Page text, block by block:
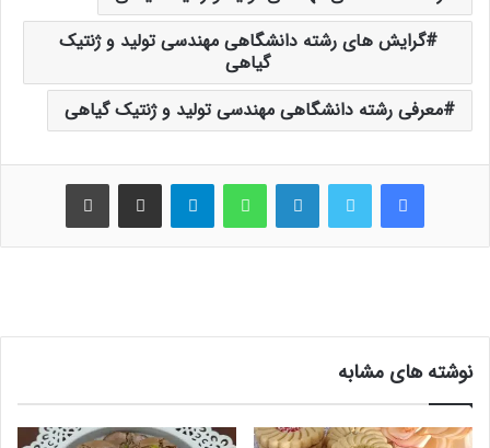
گرایش های رشته دانشگاهی مهندسی تولید و ژنتیک
گیاهی
معرفی رشته دانشگاهی مهندسی تولید و ژنتیک گیاهی
فیس بوک لینکدین واتس آپ اشتراک گذاری از طریق ایمیل
نوشته های مشابه